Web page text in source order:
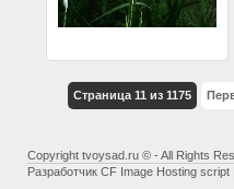
Страница 11 из 1175
Copyright tvoysad.ru © - All Rights
Разработчик CF Image Hosting script